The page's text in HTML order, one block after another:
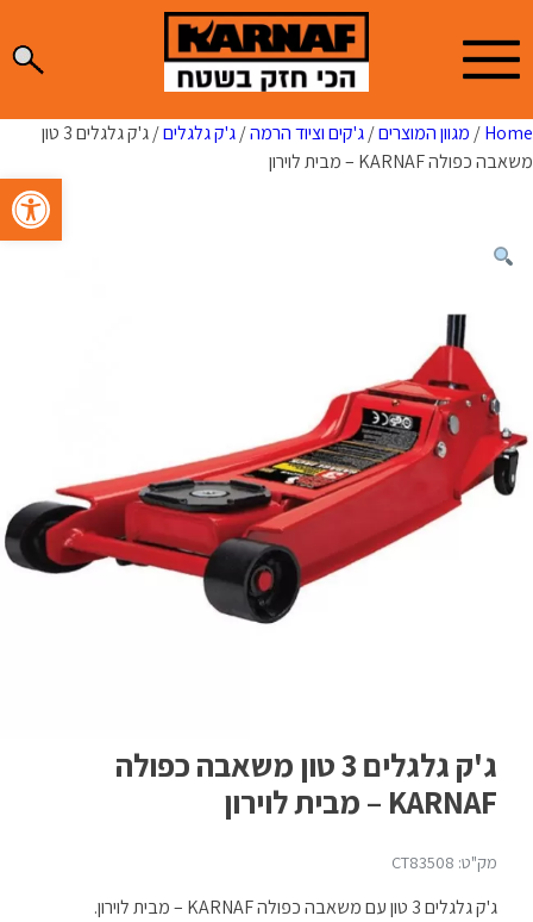
פתח
to
content
Home
/ מגוון המוצרים/ג'קים וציוד הרמה/ג'ק גלגלים
/ ג'ק גלגלים 3 טון
משאבה כפולה KARNAF – מבית לוירון
ג'ק גלגלים 3 טון משאבה כפולה
KARNAF – מבית לוירון
מק"ט: CT83508
ג'ק גלגלים 3 טון עם משאבה כפולה KARNAF – מבית לוירון.